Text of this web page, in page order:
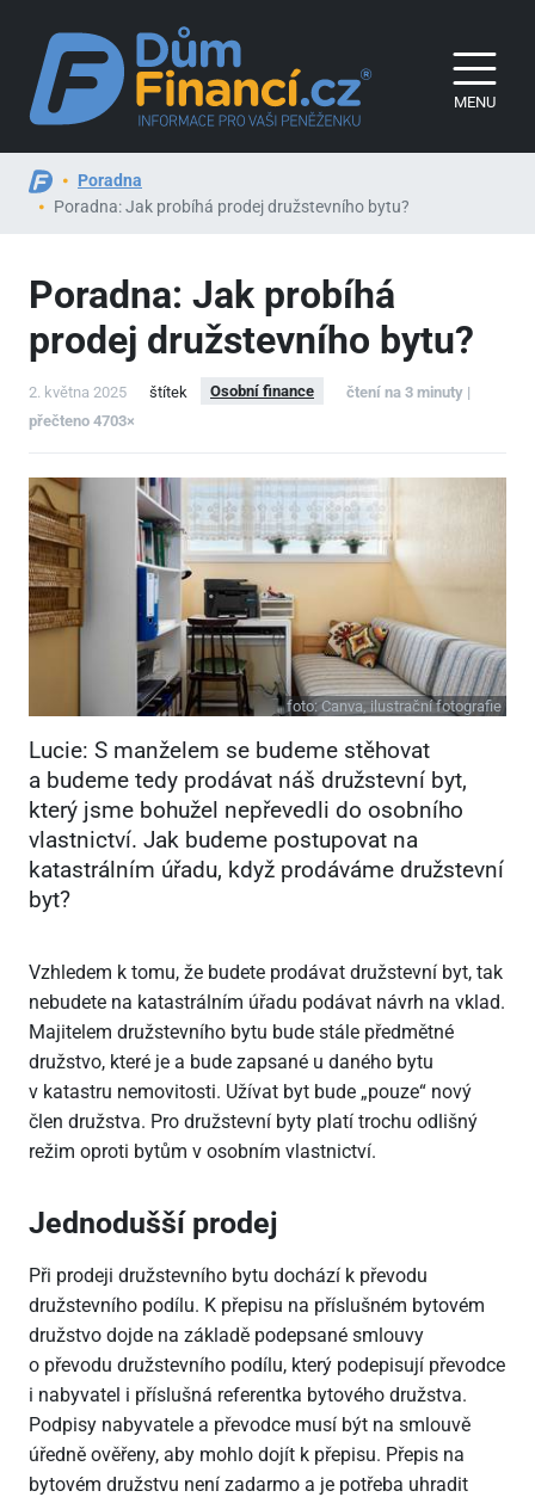
MENU
Poradna
Poradna: Jak probíhá prodej družstevního bytu?
Poradna: Jak probíhá
prodej družstevního bytu?
2. května 2025 štítek Osobní finance
čtení na 3 minuty |
přečteno 4703×
foto: Canva, ilustrační fotografie
Lucie: S manželem se budeme stěhovat
a budeme tedy prodávat náš družstevní byt,
který jsme bohužel nepřevedli do osobního
vlastnictví. Jak budeme postupovat na
katastrálním úřadu, když prodáváme družstevní
byt?
Vzhledem k tomu, že budete prodávat družstevní byt, tak
nebudete na katastrálním úřadu podávat návrh na vklad.
Majitelem družstevního bytu bude stále předmětné
družstvo, které je a bude zapsané u daného bytu
v katastru nemovitosti. Užívat byt bude „pouze“ nový
člen družstva. Pro družstevní byty platí trochu odlišný
režim oproti bytům v osobním vlastnictví.
Jednodušší prodej
Při prodeji družstevního bytu dochází k převodu
družstevního podílu. K přepisu na příslušném bytovém
družstvo dojde na základě podepsané smlouvy
o převodu družstevního podílu, který podepisují převodce
i nabyvatel i příslušná referentka bytového družstva.
Podpisy nabyvatele a převodce musí být na smlouvě
úředně ověřeny, aby mohlo dojít k přepisu. Přepis na
bytovém družstvu není zadarmo a je potřeba uhradit